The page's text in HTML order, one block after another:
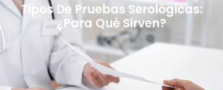
Tipos De Pruebas Serológicas:
¿Para Qué Sirven?